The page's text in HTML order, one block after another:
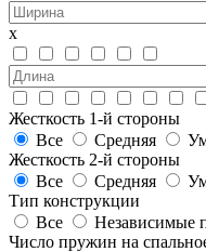
х
Жесткость 1-й стороны
Все
Средняя
Жесткость 2-й стороны
Все
Средняя
Тип конструкции
Все
Независимые
Число пружин на